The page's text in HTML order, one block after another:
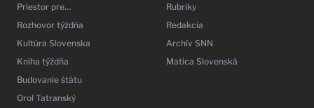
Priestor pre…
Rozhovor týždňa
Kultúra Slovenska
Kniha týždňa
Budovanie štátu
Orol Tatranský
Rubriky
Redakcia
Archív SNN
Matica Slovenská